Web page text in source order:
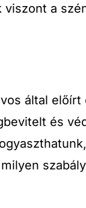
a
által előírt
és